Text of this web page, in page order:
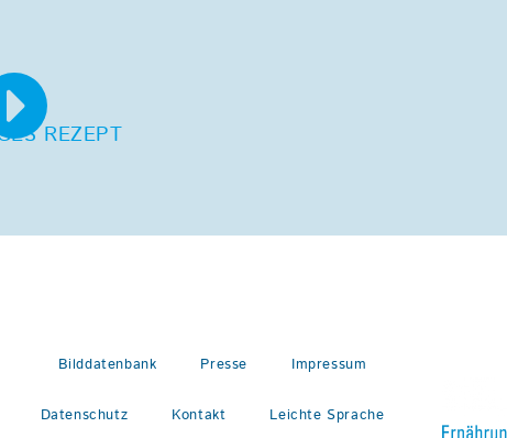
REZEPT
Bilddatenbank Presse Impressum
Datenschutz Kontakt Leichte Sprache